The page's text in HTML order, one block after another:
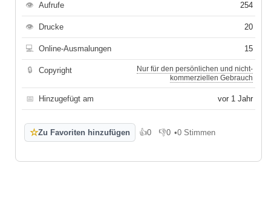
👁 Aufrufe 254
👁 Drucke 20
💻 Online-Ausmalungen 15
🔒 Copyright
Nur für den persönlichen und nicht-
kommerziellen Gebrauch
📅 Hinzugefügt am vor 1 Jahr
☆Zu Favoriten hinzufügen 👍0
Gefällt mir
👎0
Gefällt mir nicht
•0 Stimmen